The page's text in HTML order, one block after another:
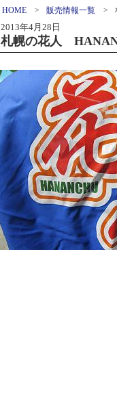
HOME > 販売情報一覧 >
2013年4月28日
札幌の花人